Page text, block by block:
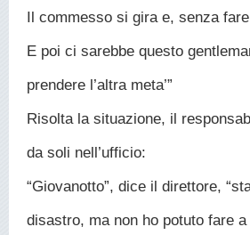
Il commesso si gira e, senza
E poi ci sarebbe questo
prendere l’altra meta’”
Risolta la situazione, il
da soli nell’ufficio:
“Giovanotto”, dice il direttore,
disastro, ma non ho potuto fare